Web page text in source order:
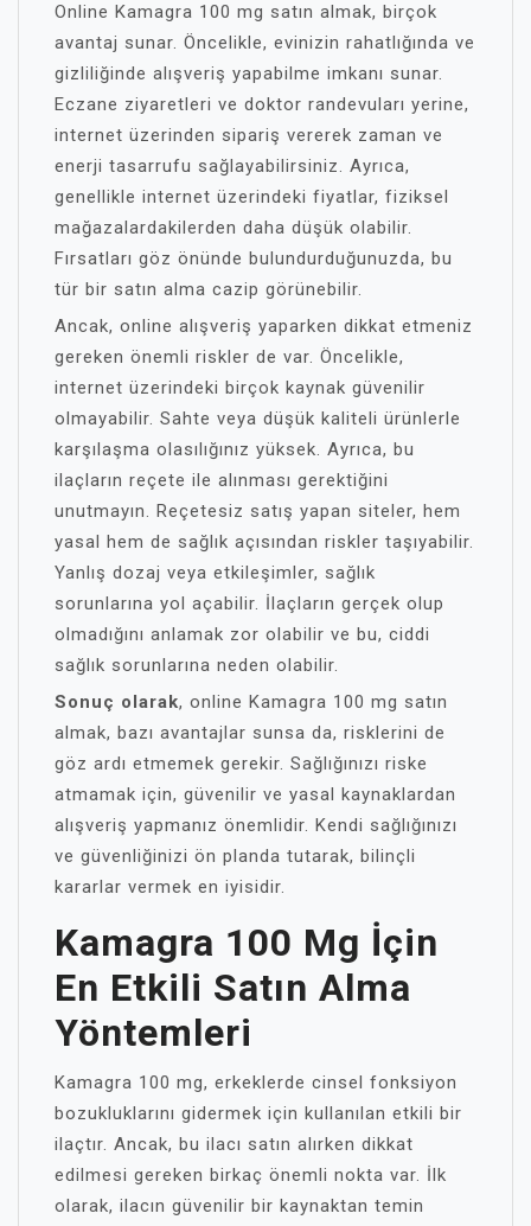
Online Kamagra 100 mg satın almak, birçok
avantaj sunar. Öncelikle, evinizin rahatlığında ve
gizliliğinde alışveriş yapabilme imkanı sunar.
Eczane ziyaretleri ve doktor randevuları yerine,
internet üzerinden sipariş vererek zaman ve
enerji tasarrufu sağlayabilirsiniz. Ayrıca,
genellikle internet üzerindeki fiyatlar, fiziksel
mağazalardakilerden daha düşük olabilir.
Fırsatları göz önünde bulundurduğunuzda, bu
tür bir satın alma cazip görünebilir.
Ancak, online alışveriş yaparken dikkat etmeniz
gereken önemli riskler de var. Öncelikle,
internet üzerindeki birçok kaynak güvenilir
olmayabilir. Sahte veya düşük kaliteli ürünlerle
karşılaşma olasılığınız yüksek. Ayrıca, bu
ilaçların reçete ile alınması gerektiğini
unutmayın. Reçetesiz satış yapan siteler, hem
yasal hem de sağlık açısından riskler taşıyabilir.
Yanlış dozaj veya etkileşimler, sağlık
sorunlarına yol açabilir. İlaçların gerçek olup
olmadığını anlamak zor olabilir ve bu, ciddi
sağlık sorunlarına neden olabilir.
Sonuç olarak, online Kamagra 100 mg satın
almak, bazı avantajlar sunsa da, risklerini de
göz ardı etmemek gerekir. Sağlığınızı riske
atmamak için, güvenilir ve yasal kaynaklardan
alışveriş yapmanız önemlidir. Kendi sağlığınızı
ve güvenliğinizi ön planda tutarak, bilinçli
kararlar vermek en iyisidir.
Kamagra 100 Mg İçin
En Etkili Satın Alma
Yöntemleri
Kamagra 100 mg, erkeklerde cinsel fonksiyon
bozukluklarını gidermek için kullanılan etkili bir
ilaçtır. Ancak, bu ilacı satın alırken dikkat
edilmesi gereken birkaç önemli nokta var. İlk
olarak, ilacın güvenilir bir kaynaktan temin